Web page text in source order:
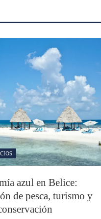
azul en Belice:
de pesca, turismo y